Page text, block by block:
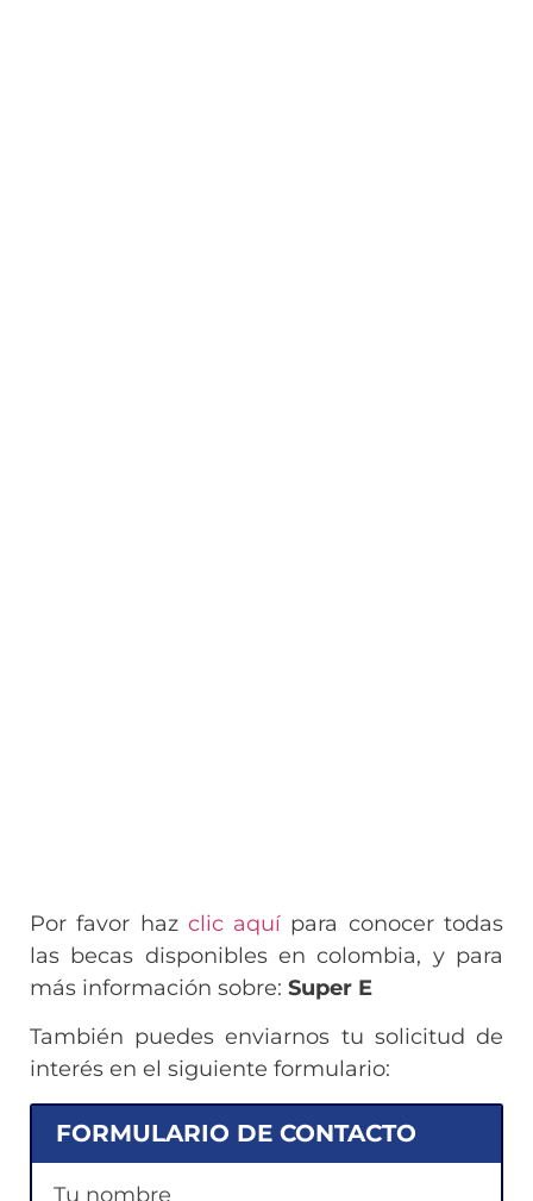
Por favor haz clic aquí para conocer todas
las becas disponibles en colombia, y para
más información sobre: Super E
También puedes enviarnos tu solicitud de
interés en el siguiente formulario:
FORMULARIO DE CONTACTO
Tu nombre